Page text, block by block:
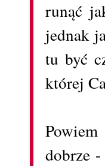
runąć
jednak
tu być
której
dobrze